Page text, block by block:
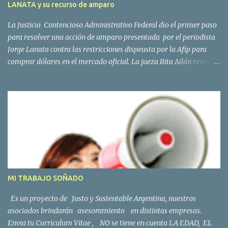
a los bancos sobre los movimientos de sus clientes. La...
LANATA y su recurso de amparo
La Justicia Contencioso Administrativo Federal dio el primer paso
para resolver una acción de amparo presentada por el periodista
Jorge Lanata contra las restricciones dispeusta por la Afip para
comprar dólares en el mercado oficial. La jueza Rita Ailán resolvió
hará lugar o no al pedido del periodista para que se lo autorice a
comprar moneda extranjera en el mercado oficial. El Sr Lanata,
deberá “acompañar la prueba documental que ofreciera en el
escrito de demanda”, pues sobre esa base se desarrollará la causa
y se adoptará la decisión.
MI TRABAJO SOÑADO
Es un proyecto de Justo y Sustentable Argentina, nuestros
asociados brindarán asesoramiento en distintas empresas.
Envia tu Curriculum Vitae , NO se tiene en cuenta LA EDAD, EL